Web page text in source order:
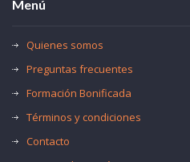
Menú
Quienes somos
Preguntas frecuentes
Formación Bonificada
Términos y condiciones
Contacto